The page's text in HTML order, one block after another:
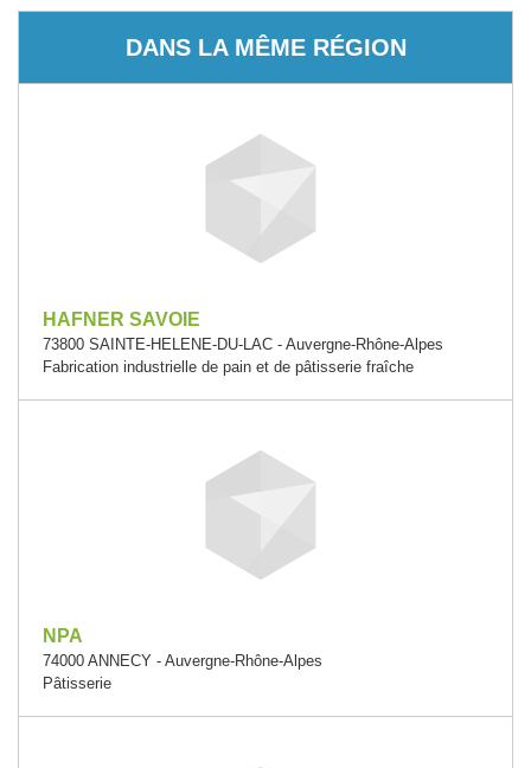
DANS LA MÊME RÉGION
HAFNER SAVOIE
73800 SAINTE-HELENE-DU-LAC - Auvergne-Rhône-Alpes
Fabrication industrielle de pain et de pâtisserie fraîche
NPA
74000 ANNECY - Auvergne-Rhône-Alpes
Pâtisserie